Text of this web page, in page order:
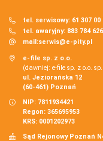
tel. serwisowy: 61 307 00
tel. awaryjny: 883 784
mail:serwis@e-pity.pl
e-file sp. z o.o.
(dawniej: e-file sp. z o.o.
ul. Jeziorańska 12
(60-461) Poznań
NIP: 7811934421
Regon: 365695953
KRS: 0001202973
Sąd Rejonowy Poznań